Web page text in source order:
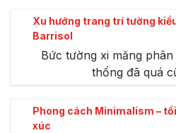
Xu hướng trang trí tường
Barrisol
Bức tường xi măng
thống đã quá
Phong cách Minimalism –
xúc